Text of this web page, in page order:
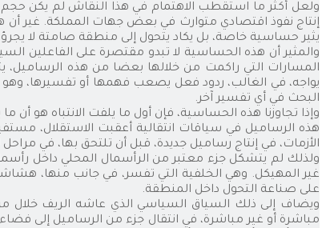
ولعل أكثر ما استقطب الاهتمام في هذا النقاش لم يكن حجم
إنتاج نفوذ اقتصادي متوارث في بعض جهات المملكة. غير أن
يثير حساسية خاصة، بل يكاد يتحول إلى منطقة صامتة لا يجرؤ
والمثير أن هذه الحساسية لا تبدو مقتصرة على الفاعلين
المسارات التي راكمت من خلالها بعضا من هذه الرساميل،
يواجه، في الغالب، ردود فعل يصعب فهمها أو تفسيرها،
البحث في أي تفسير آخر.
وإذا تجاوزنا هذه الحساسية، فإن أول ما يلفت الانتباه هو
هذه الرساميل في سياقات انتقالية أعقبت الاستقلال،
الأزمات، في إنتاج رساميل جديدة، قبل أن تلتحق بها، في
ولذلك لم يتشكل جزء معتبر من الرأسمال المحلي داخل
غير المهيكل. وهي الخلفية التي تفسر، في جانب منها،
على صناعة التحول داخل المنطقة.
ويضاف إلى ذلك السياق السياسي الذي عاشه الريف خلال
مباشرة أو غير مباشرة، في انتقال جزء من الرساميل إلى